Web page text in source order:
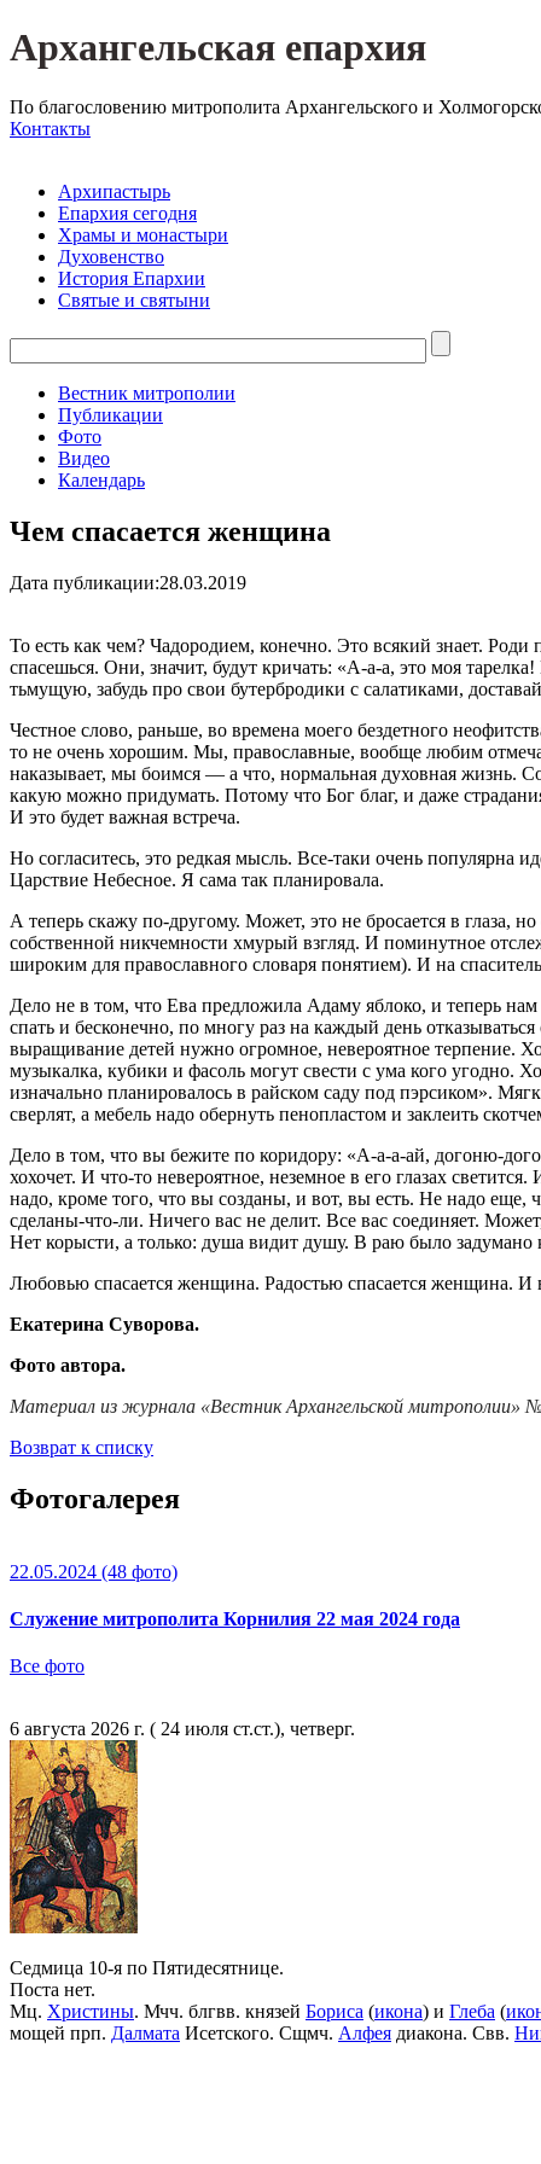
Архангельская епархия
По благословению митрополита Архангельского и
Контакты
Архипастырь
Епархия сегодня
Храмы и монастыри
Духовенство
История Епархии
Святые и святыни
Вестник митрополии
Публикации
Фото
Видео
Календарь
Чем спасается женщина
Дата публикации:28.03.2019
То есть как чем? Чадородием, конечно. Это всякий знает.
спасешься. Они, значит, будут кричать: «А-а-а, это моя
тьмущую, забудь про свои бутербродики с салатиками,
Честное слово, раньше, во времена моего бездетного
то не очень хорошим. Мы, православные, вообще любим
наказывает, мы боимся — а что, нормальная духовная жизнь.
какую можно придумать. Потому что Бог благ, и даже
И это будет важная встреча.
Но согласитесь, это редкая мысль. Все-таки очень популярна
Царствие Небесное. Я сама так планировала.
А теперь скажу по-другому. Может, это не бросается в
собственной никчемности хмурый взгляд. И поминутное
широким для православного словаря понятием). И на
Дело не в том, что Ева предложила Адаму яблоко, и теперь
спать и бесконечно, по многу раз на каждый день
выращивание детей нужно огромное, невероятное терпение.
музыкалка, кубики и фасоль могут свести с ума кого угодно.
изначально планировалось в райском саду под пэрсиком».
сверлят, а мебель надо обернуть пенопластом и заклеить
Дело в том, что вы бежите по коридору: «А-а-а-ай, догоню-
хохочет. И что-то невероятное, неземное в его глазах
надо, кроме того, что вы созданы, и вот, вы есть. Не надо
сделаны-что-ли. Ничего вас не делит. Все вас соединяет.
Нет корысти, а только: душа видит душу. В раю было задумано
Любовью спасается женщина. Радостью спасается женщина. И
Екатерина Суворова.
Фото автора.
Материал из журнала «Вестник Архангельской митрополии»
Возврат к списку
Фотогалерея
22.05.2024 (48 фото)
Служение митрополита Корнилия 22 мая 2024 года
Все фото
6 августа 2026 г. ( 24 июля ст.ст.), четверг.
Седмица 10-я по Пятидесятнице.
Поста нет.
Мц. Христины. Мчч. блгвв. князей Бориса (икона) и Глеба (
мощей прп. Далмата Исетского. Сщмч. Алфея диакона. Свв.